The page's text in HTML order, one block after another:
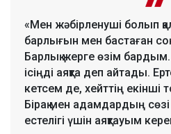
«Мен жәбірленуші болып
барлығын мен бастаған
Барлық жерге өзім бардым.
ісіңді аяқта деп айтады.
кетсем де, хейттің екінші
Бірақ мен адамдардың
естелігі үшін аяқтауым